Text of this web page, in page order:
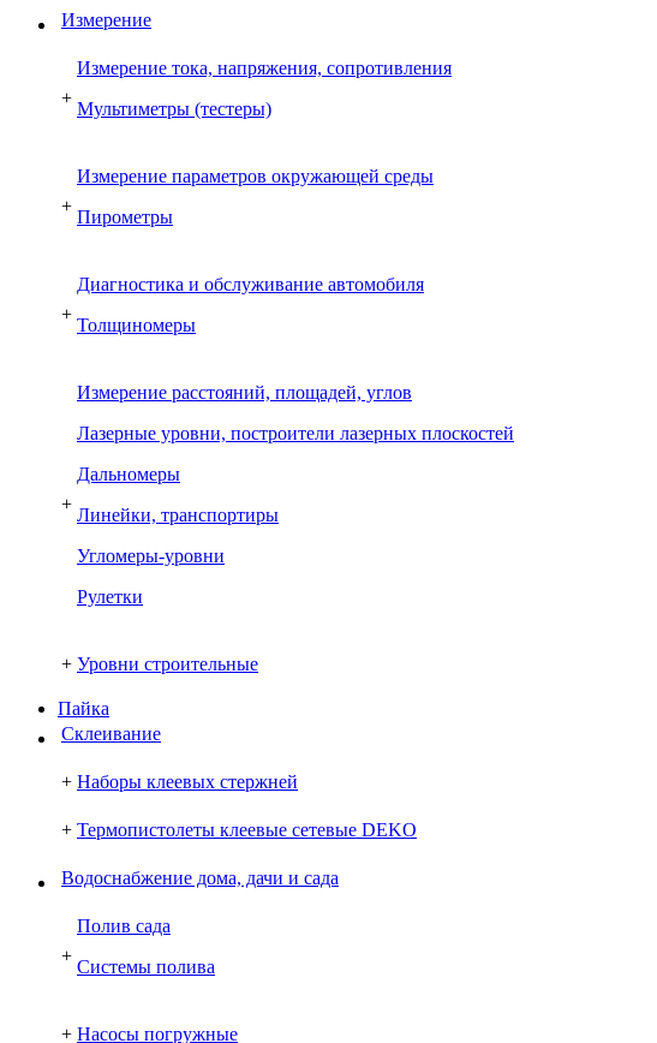
Измерение
+
Измерение тока, напряжения, сопротивления
Мультиметры (тестеры)
+
Измерение параметров окружающей среды
Пирометры
+
Диагностика и обслуживание автомобиля
Толщиномеры
+
Измерение расстояний, площадей, углов
Лазерные уровни, построители лазерных плоскостей
Дальномеры
Линейки, транспортиры
Угломеры-уровни
Рулетки
+ Уровни строительные
Пайка
Склеивание
+ Наборы клеевых стержней
+ Термопистолеты клеевые сетевые DEKO
Водоснабжение дома, дачи и сада
+
Полив сада
Системы полива
+ Насосы погружные